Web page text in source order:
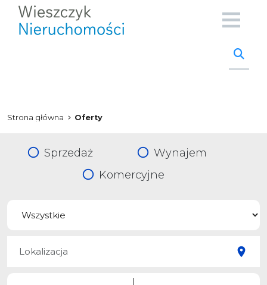
Strona główna Oferty
Sprzedaż
Wynajem
Komercyjne